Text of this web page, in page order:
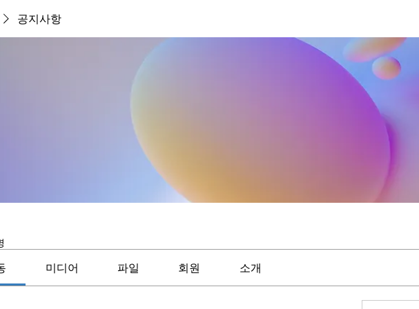
공지사항
미디어 파일 회원 소개